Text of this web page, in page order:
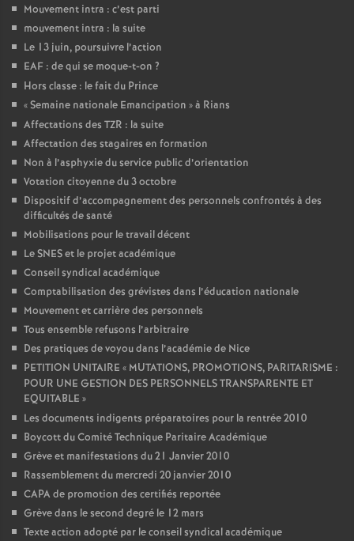
Mouvement intra : c’est parti
mouvement intra : la suite
Le 13 juin, poursuivre l’action
EAF : de qui se moque-t-on ?
Hors classe : le fait du Prince
«Semaine nationale Emancipation » à Rians
Affectations des TZR : la suite
Affectation des stagaires en formation
Non à l’asphyxie du service public d’orientation
Votation citoyenne du 3 octobre
Dispositif d’accompagnement des personnels confrontés à des
difficultés de santé
Mobilisations pour le travail décent
Le SNES et le projet académique
Conseil syndical académique
Comptabilisation des grévistes dans l’éducation nationale
Mouvement et carrière des personnels
Tous ensemble refusons l’arbitraire
Des pratiques de voyou dans l’académie de Nice
PETITION UNITAIRE « MUTATIONS, PROMOTIONS, PARITARISME :
POUR UNE GESTION DES PERSONNELS TRANSPARENTE ET
EQUITABLE »
Les documents indigents préparatoires pour la rentrée 2010
Boycott du Comité Technique Paritaire Académique
Grève et manifestations du 21 Janvier 2010
Rassemblement du mercredi 20 janvier 2010
CAPA de promotion des certifiés reportée
Grève dans le second degré le 12 mars
Texte action adopté par le conseil syndical académique